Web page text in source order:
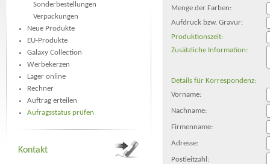
Sonderbestellungen
Verpackungen
Neue Produkte
EU-Produkte
Galaxy Collection
Werbekerzen
Lager online
Rechner
Auftrag erteilen
Aufragsstatus prüfen
Kontakt
Menge der Farben:
Aufdruck bzw. Gravur:
Produktionszeit:
Zusätzliche Information:
Details für Korrespondenz:
Vorname:
Nachname:
Firmenname:
Adresse:
Postleitzahl: